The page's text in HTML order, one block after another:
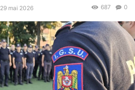
29 mai 2026 0
687